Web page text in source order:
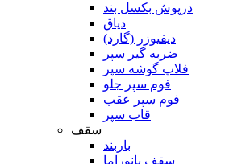
درپوش بکسل بند
دیاق
دیفیوزر (گارد)
ضربه گیر سپر
فلاپ گوشه سپر
فوم سپر جلو
فوم سپر عقب
قاب سپر
سقف
باربند
سقف پانوراما